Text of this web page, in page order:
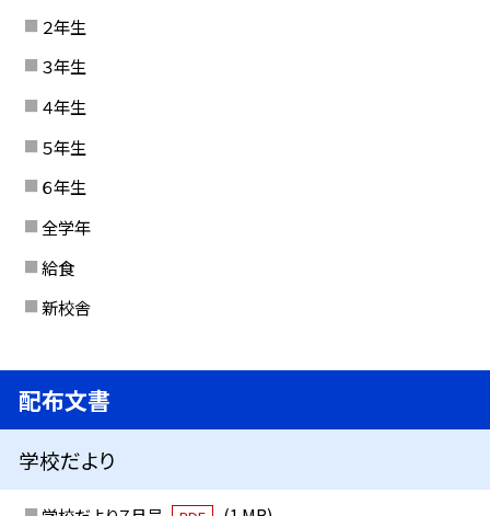
２年生
３年生
４年生
５年生
６年生
全学年
給食
新校舎
配布文書
学校だより